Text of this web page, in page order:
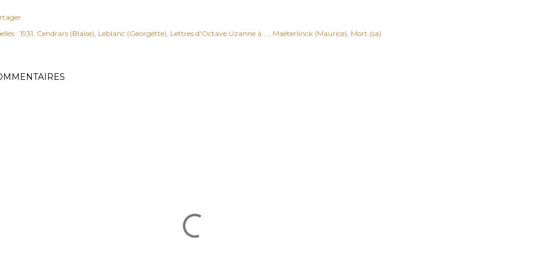
: 1931 Cendrars (Blaise) Leblanc (Georgette) Lettres d'Octave Uzanne à ... Maëterlinck (Maurice) Mort (sa)